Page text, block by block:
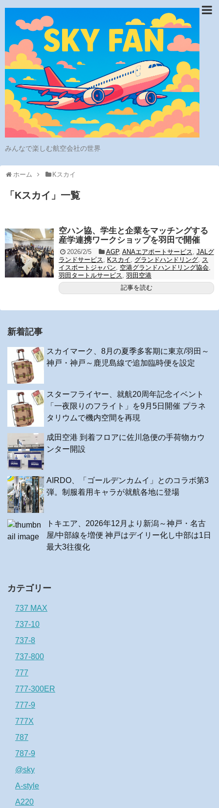
みんなで楽しむ航空会社の世界
ホーム Kスカイ
「 Kスカイ 」 一覧
空ハン協、学生と企業をマッチングする
産学連携ワークショップを羽田で開催
2026/2/5 AGP, ANAエアポートサービス, JALグ
ランドサービス, Kスカイ , グランドハンドリング, ス
イスポートジャパン, 空港グランドハンドリング協会,
羽田タートルサービス, 羽田空港
記事を読む
新着記事
スカイマーク、8月の夏季多客期に東京/羽田～
神戸・神戸～鹿児島線で追加臨時便を設定
スターフライヤー、就航20周年記念イベント
「一夜限りのフライト」を9月5日開催 プラネ
タリウムで機内空間を再現
成田空港 到着フロアに佐川急便の手荷物カウ
ンター開設
AIRDO、「ゴールデンカムイ」とのコラボ第3
弾。制服着用キャラが就航各地に登場
トキエア、2026年12月より新潟～神戸・名古
屋/中部線を増便 神戸はデイリー化し中部は1日
最大3往復化
カテゴリー
737 MAX
737-10
737-8
737-800
777
777-300ER
777-9
777X
787
787-9
@sky
A-style
A220